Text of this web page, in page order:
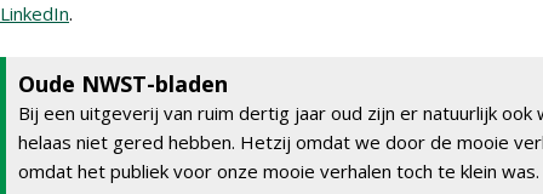
LinkedIn.
Oude NWST-bladen
Bij een uitgeverij van ruim dertig jaar oud zijn er natuurlijk ook
helaas niet gered hebben. Hetzij omdat we door de mooie
omdat het publiek voor onze mooie verhalen toch te klein was.